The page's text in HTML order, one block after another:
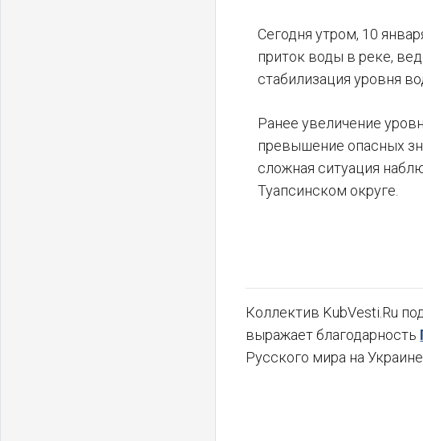
Сегодня утром, 10
приток воды в реке,
стабилизация уровня
Ранее увеличение
превышение опасных
сложная ситуация
Туапсинском округе.
Коллектив KubVesti.Ru
выражает благодарность
Русского мира на